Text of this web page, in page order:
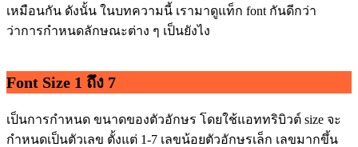
เหมือนกัน ดังนั้น ในบทความนี้ เรามาดูแท็ก font กันดีกว่า
ว่าการกำหนดลักษณะต่าง ๆ เป็นยังไง
Font Size 1 ถึง 7
เป็นการกำหนด ขนาดของตัวอักษร โดยใช้แอททริบิวต์ size จะ
กำหนดเป็นตัวเลข ตั้งแต่ 1-7 เลขน้อยตัวอักษรเล็ก เลขมากขึ้น